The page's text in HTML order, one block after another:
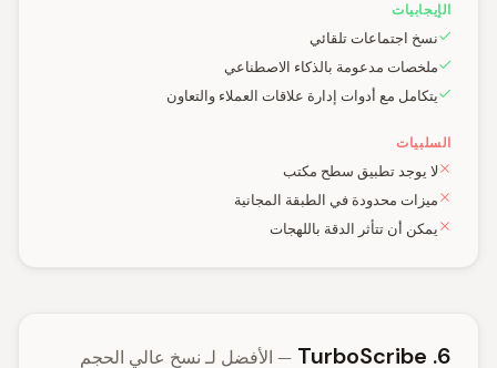
الإيجابيات
نسخ اجتماعات تلقائي
ملخصات مدعومة بالذكاء الاصطناعي
يتكامل مع أدوات إدارة علاقات العملاء والتعاون
السلبيات
لا يوجد تطبيق سطح مكتب
ميزات محدودة في الطبقة المجانية
يمكن أن تتأثر الدقة باللهجات
6. TurboScribe
— الأفضل لـ نسخ عالي الحجم